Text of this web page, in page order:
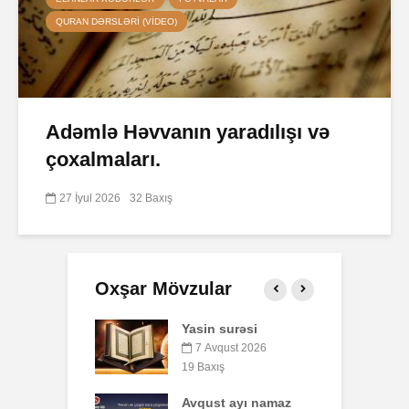
QURAN DƏRSLƏRI (VIDEO)
Adəmlə Həvvanın yaradılışı və
çoxalmaları.
27 İyul 2026 32 Baxış
Oxşar Mövzular
Qeyri-müsəlmanı
öldürən bir
müsəlmana qisas
edilərmi?